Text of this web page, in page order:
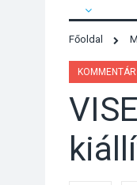
Főoldal